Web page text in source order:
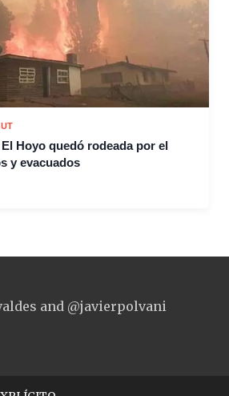
Hoyo quedó rodeada por el
y evacuados
and @javierpolvani